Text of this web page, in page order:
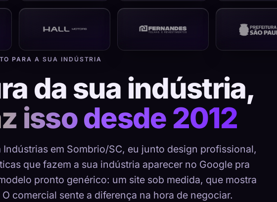
PARA A SUA INDÚSTRIA
da sua indústria,
isso desde 2012
em Sombrio/SC, eu junto design profissional,
que fazem a sua indústria aparecer no Google pra
pronto genérico: um site sob medida, que mostra
comercial sente a diferença na hora de negociar.